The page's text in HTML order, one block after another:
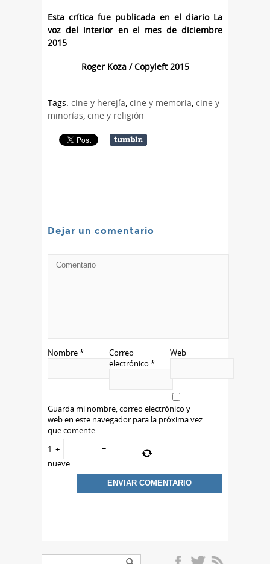
Esta crítica fue publicada en el diario La
voz del interior en el mes de diciembre
2015
Roger Koza / Copyleft 2015
Tags: cine y herejía, cine y memoria, cine y
minorías, cine y religión
Dejar un comentario
Nombre*
Correo
electrónico *
Web
Guarda mi nombre, correo electrónico y
web en este navegador para la próxima vez
que comente.
1 +
=
nueve